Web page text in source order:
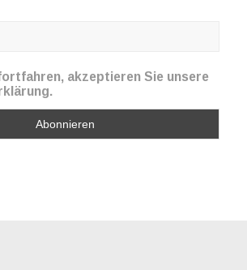
akzeptieren Sie unsere